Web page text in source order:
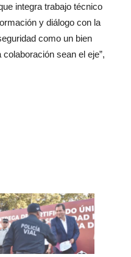
integra trabajo técnico
y diálogo con la
como un bien
sean el eje”,